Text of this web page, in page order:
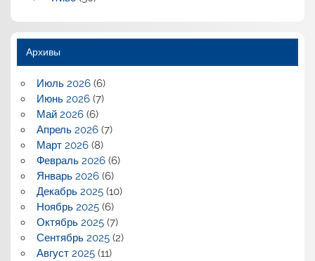
Архивы
Июль 2026(6)
Июнь 2026(7)
Май 2026(6)
Апрель 2026(7)
Март 2026(8)
Февраль 2026(6)
Январь 2026(6)
Декабрь 2025(10)
Ноябрь 2025(6)
Октябрь 2025(7)
Сентябрь 2025(2)
Август 2025(11)